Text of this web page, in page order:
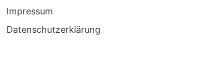
Impressum
Datenschutzerklärung